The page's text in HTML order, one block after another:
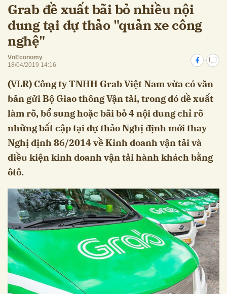
Grab đề xuất bãi bỏ nhiều nội
dung tại dự thảo "quản xe công
nghệ"
VnEconomy
18/04/2019 14:16
(VLR) Công ty TNHH Grab Việt Nam vừa có văn
bản gửi Bộ Giao thông Vận tải, trong đó đề xuất
làm rõ, bổ sung hoặc bãi bỏ 4 nội dung chỉ rõ
những bất cập tại dự thảo Nghị định mới thay
Nghị định 86/2014 về Kinh doanh vận tải và
điều kiện kinh doanh vận tải hành khách bằng
ôtô.
Hủy